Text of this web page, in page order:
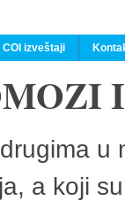
COI izveštaji
a koji